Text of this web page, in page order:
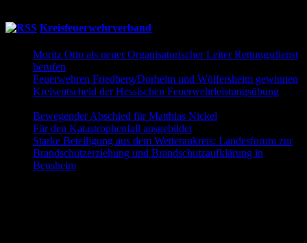
Kreisfeuerwehrverband
Moritz Otto als neuer Organisatorischer Leiter Rettungsdienst
berufen
Feuerwehren Friedberg/Dorheim und Wölfersheim gewinnen
Kreisentscheid der Hessischen Feuerwehrleistungsübung
Bewegender Abschied für Matthias Nickel
Für den Katastrophenfall ausgebildet
Starke Beteiligung aus dem Wetteraukreis: Landesforum zur
Brandschutzerziehung und Brandschutzaufklärung in
Bensheim